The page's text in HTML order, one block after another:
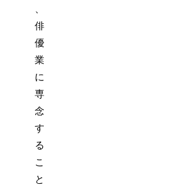
俳
優
業
に
専
念
す
る
こ
と